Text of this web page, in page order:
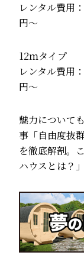
レンタル費用
円〜
12ｍタイプ
レンタル費用
円〜
魅力について
事「自由度抜
を徹底解剖。
ハウスとは？